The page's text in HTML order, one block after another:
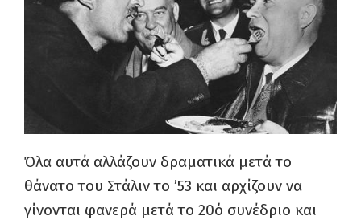
Όλα αυτά αλλάζουν δραματικά μετά το
θάνατο του Στάλιν το ’53 και αρχίζουν να
γίνονται φανερά μετά το 20ό συνέδριο και